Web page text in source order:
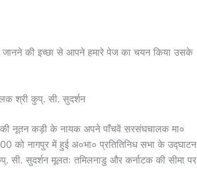
की इच्छा से आपने हमारे पेज का चयन किया उसके
श्री कुप्. सी. सुदर्शन
की नूतन कड़ी के नायक अपने पाँचवें सरसंघचालक मा०
को नागपुर में हुई अ०भा० प्रतितिनिध सभा के उद्घाटन
सी. सुदर्शन मूलतः तमिलनाडु और कर्नाटक की सीमा पर